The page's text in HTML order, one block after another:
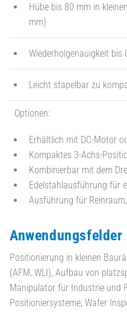
Hübe bis 80 mm in
mm)
Wiederholgenauigkeit bis
Leicht stapelbar zu
Optionen:
Erhältlich mit DC-Motor
Kompaktes 3-Achs-
Kombinierbar mit dem
Edelstahlausführung für
Ausführung für
Anwendungsfelder
Positionierung in kleinen
(AFM, WLI), Aufbau von
Manipulator für Industrie und
Positioniersysteme, Wafer